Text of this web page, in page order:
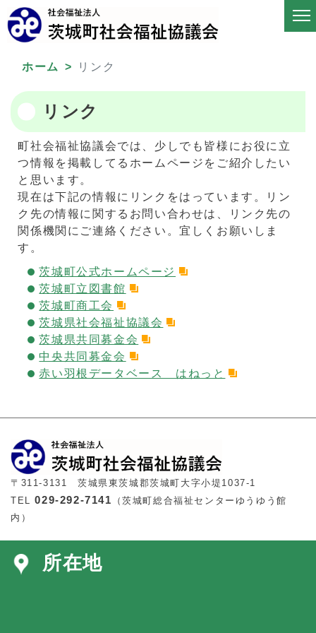
ホーム リンク
リンク
町社会福祉協議会では、少しでも皆様にお役に立
つ情報を掲載してるホームページをご紹介したい
と思います。
現在は下記の情報にリンクをはっています。リン
ク先の情報に関するお問い合わせは、リンク先の
関係機関にご連絡ください。宜しくお願いしま
す。
茨城町公式ホームページ
茨城町立図書館
茨城町商工会
茨城県社会福祉協議会
茨城県共同募金会
中央共同募金会
赤い羽根データベース はねっと
〒311-3131 茨城県東茨城郡茨城町大字小堤1037-1
TEL029-292-7141
（茨城町総合福祉センターゆうゆう館
内）
所在地